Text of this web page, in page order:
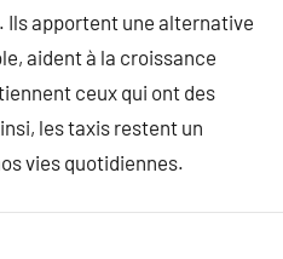
Ils apportent une alternative
aident à la croissance
ceux qui ont des
les taxis restent un
vies quotidiennes.